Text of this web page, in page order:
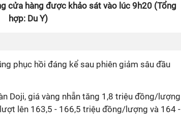
cửa hàng được khảo sát vào lúc 9h20 (Tổng
hợp: Du Y)
phục hồi đáng kể sau phiên giảm sâu đầu
Doji, giá vàng nhẫn tăng 1,8 triệu đồng/lượng
lên 163,5 - 166,5 triệu đồng/lượng và 164 -